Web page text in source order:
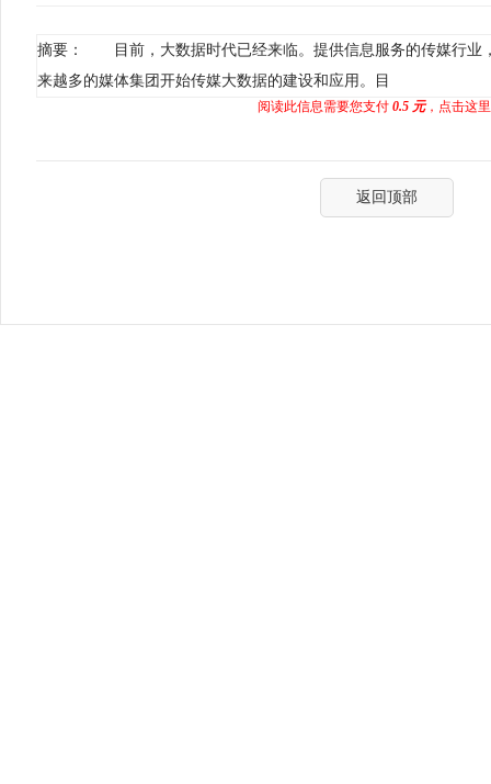
摘要： 目前，大数据时代已经来临。提供信息服务的传媒行业
来越多的媒体集团开始传媒大数据的建设和应用。目
阅读此信息需要您支付 0.5 元，点击这
返回顶部